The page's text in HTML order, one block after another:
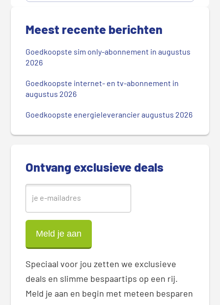
d
Meest recente berichten
Goedkoopste sim only-abonnement in augustus
2026
Goedkoopste internet- en tv-abonnement in
augustus 2026
Goedkoopste energieleverancier augustus 2026
Ontvang exclusieve deals
Speciaal voor jou zetten we exclusieve
deals en slimme bespaartips op een rij.
Meld je aan en begin met meteen besparen